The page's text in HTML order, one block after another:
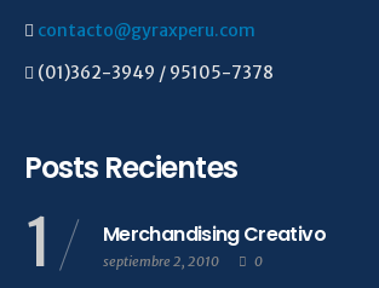
contacto@gyraxperu.com
(01)362-3949 / 95105-7378
Posts Recientes
1 Merchandising Creativo
septiembre 2, 2010 0